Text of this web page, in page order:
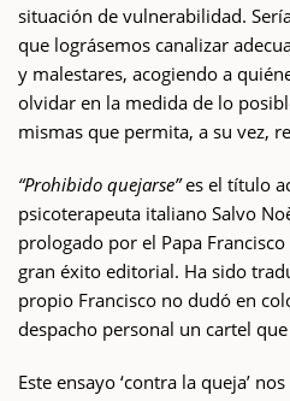
situación de vulnerabilidad.
que lográsemos canalizar
y malestares, acogiendo a
olvidar en la medida de lo
mismas que permita, a su vez,
“Prohibido quejarse”es el título
psicoterapeuta italiano Salvo
prologado por el Papa
gran éxito editorial. Ha sido
propio Francisco no dudó en
despacho personal un cartel
Este ensayo ‘contra la queja’